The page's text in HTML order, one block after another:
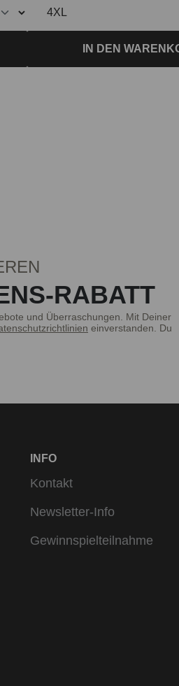
IN DEN
RABATT
und Überraschungen. Mit Deiner
einverstanden. Du
INFO
Kontakt
Newsletter-Info
Gewinnspielteilnahme